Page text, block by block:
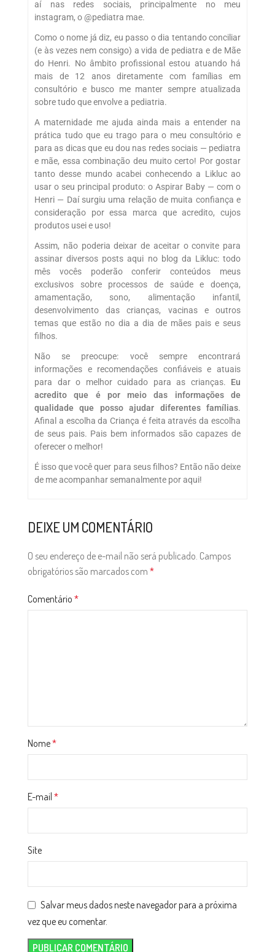
aí nas redes sociais, principalmente no meu
instagram, o @pediatra mae.
Como o nome já diz, eu passo o dia tentando conciliar
(e às vezes nem consigo) a vida de pediatra e de Mãe
do Henri. No âmbito profissional estou atuando há
mais de 12 anos diretamente com famílias em
consultório e busco me manter sempre atualizada
sobre tudo que envolve a pediatria.
A maternidade me ajuda ainda mais a entender na
prática tudo que eu trago para o meu consultório e
para as dicas que eu dou nas redes sociais — pediatra
e mãe, essa combinação deu muito certo! Por gostar
tanto desse mundo acabei conhecendo a Likluc ao
usar o seu principal produto: o Aspirar Baby — com o
Henri — Daí surgiu uma relação de muita confiança e
consideração por essa marca que acredito, cujos
produtos usei e uso!
Assim, não poderia deixar de aceitar o convite para
assinar diversos posts aqui no blog da Likluc: todo
mês vocês poderão conferir conteúdos meus
exclusivos sobre processos de saúde e doença,
amamentação, sono, alimentação infantil,
desenvolvimento das crianças, vacinas e outros
temas que estão no dia a dia de mães pais e seus
filhos.
Não se preocupe: você sempre encontrará
informações e recomendações confiáveis e atuais
para dar o melhor cuidado para as crianças. Eu
acredito que é por meio das informações de
qualidade que posso ajudar diferentes famílias.
Afinal a escolha da Criança é feita através da escolha
de seus pais. Pais bem informados são capazes de
oferecer o melhor!
É isso que você quer para seus filhos? Então não deixe
de me acompanhar semanalmente por aqui!
DEIXE UM COMENTÁRIO
O seu endereço de e-mail não será publicado. Campos
obrigatórios são marcados com *
Comentário *
Nome*
E-mail *
Site
Salvar meus dados neste navegador para a próxima
vez que eu comentar.